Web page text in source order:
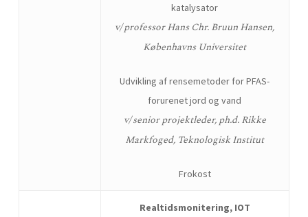
katalysator
v/ professor Hans Chr. Bruun Hansen,
Københavns Universitet
Udvikling af rensemetoder for PFAS-
forurenet jord og vand
v/senior projektleder, ph.d. Rikke
Markfoged, Teknologisk Institut
Frokost
Realtidsmonitering, IOT